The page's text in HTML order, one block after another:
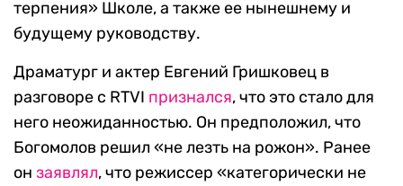
терпения» Школе, а также ее нынешнему и
будущему руководству.
Драматург и актер Евгений Гришковец в
разговоре с RTVI признался, что это стало для
него неожиданностью. Он предположил, что
Богомолов решил «не лезть на рожон». Ранее
он заявлял, что режиссер «категорически не